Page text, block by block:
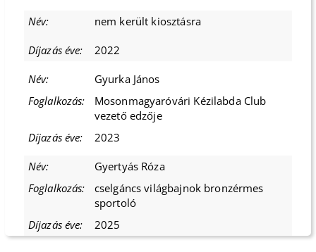
nem került kiosztásra
2022
Gyurka János
Mosonmagyaróvári Kézilabda Club
vezető edzője
2023
Gyertyás Róza
cselgáncs világbajnok bronzérmes
sportoló
2025